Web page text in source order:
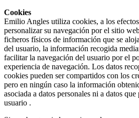
Cookies
Emilio Angles utiliza cookies, a los
personalizar su navegación por el sitio
ficheros físicos de información que se
del usuario, la información recogida
facilitar la navegación del usuario por el
experiencia de navegación. Los datos
cookies pueden ser compartidos con los
pero en ningún caso la información
asociada a datos personales ni a datos
usuario .